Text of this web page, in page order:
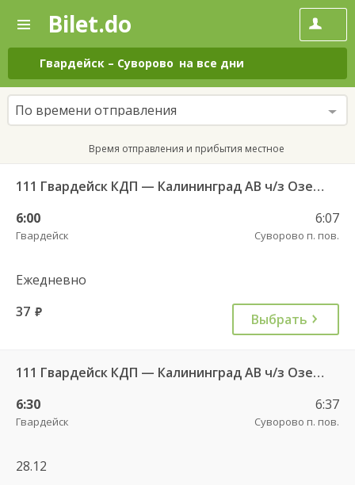
—
Поиск
и
покупка
билетов
на
автобус
онлайн
Bilet.do
Гвардейск – Суворово на все дни
По времени отправления
Время отправления и прибытия местное
111 Гвардейск КДП — Калининград АВ ч/з Озерки п.
6:00
Гвардейск
6:07
Суворово п. пов.
Ежедневно
37 руб. Выбрать
111 Гвардейск КДП — Калининград АВ ч/з Озерки п.
6:30
Гвардейск
6:37
Суворово п. пов.
28.12